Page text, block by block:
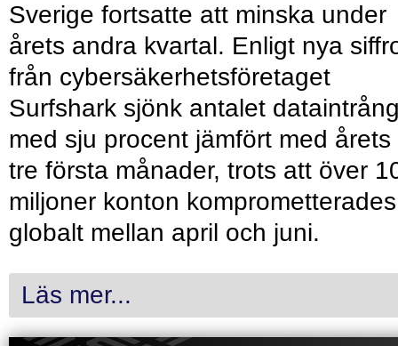
Sverige fortsatte att minska under
årets andra kvartal. Enligt nya
från cybersäkerhetsföretaget
Surfshark sjönk antalet
med sju procent jämfört med årets
tre första månader, trots att över
miljoner konton komprometterades
globalt mellan april och juni.
Läs mer...